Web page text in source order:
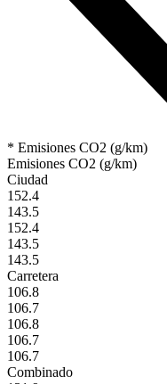
* Emisiones CO2 (g/km)
Emisiones CO2 (g/km)
Ciudad
152.4
143.5
152.4
143.5
143.5
Carretera
106.8
106.7
106.8
106.7
106.7
Combinado